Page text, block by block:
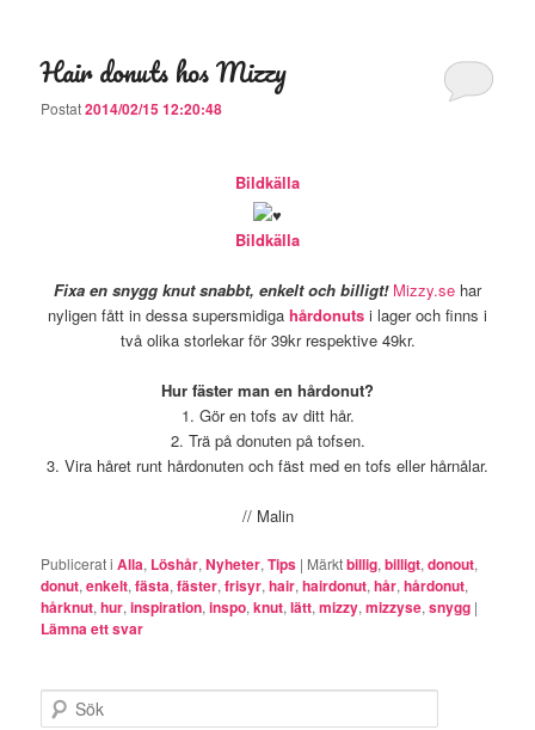
Hair donuts hos Mizzy
Postat2014/02/15 12:20:48
Bildkälla
Bildkälla
Fixa en snygg knut snabbt, enkelt och billigt! Mizzy.se har
nyligen fått in dessa supersmidiga hårdonuts i lager och finns i
två olika storlekar för 39kr respektive 49kr.
Hur fäster man en hårdonut?
1. Gör en tofs av ditt hår.
2. Trä på donuten på tofsen.
3. Vira håret runt hårdonuten och fäst med en tofs eller hårnålar.
// Malin
Publicerat i Alla, Löshår,Nyheter,Tips | Märktbillig,billigt,donout,
donut,enkelt,fästa,fäster,frisyr,hair,hairdonut,hår,hårdonut,
hårknut,hur,inspiration,inspo,knut,lätt,mizzy,mizzyse,snygg |
Lämna ett svar
Sök